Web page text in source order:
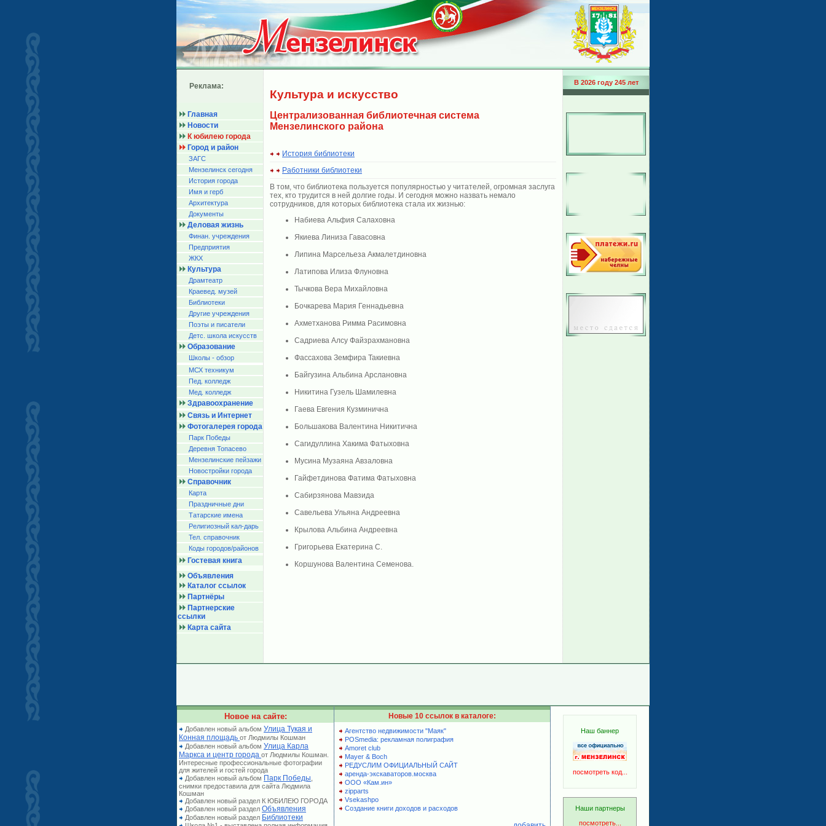
Реклама:
Главная
Новости
К юбилею города
Город и район
ЗАГС
Мензелинск сегодня
История города
Имя и герб
Архитектура
Документы
Деловая жизнь
Финан. учреждения
Предприятия
ЖКХ
Культура
Драмтеатр
Краевед. музей
Библиотеки
Другие учреждения
Поэты и писатели
Детс. школа искусств
Образование
Школы - обзор
МСХ техникум
Пед. колледж
Мед. колледж
Здравоохранение
Связь и Интернет
Фотогалерея города
Парк Победы
Деревня Топасево
Мензелинские пейзажи
Новостройки города
Справочник
Карта
Праздничные дни
Татарские имена
Религиозный кал-дарь
Тел. справочник
Коды городов/райoнов
Гостевая книга
Объявления
Каталог ссылок
Партнёры
Партнерские
ссылки
Карта сайта
Культура и искусство
Централизованная библиотечная система
Мензелинского района
История библиотеки
Работники библиотеки
В том, что библиотека пользуется популярностью у читателей, огромная заслуга
тех, кто трудится в ней долгие годы. И сегодня можно назвать немало
сотрудников, для которых библиотека стала их жизнью:
Набиева Альфия Салаховна
Якиева Линиза Гавасовна
Липина Марсельеза Акмалетдиновна
Латипова Илиза Флуновна
Тычкова Вера Михайловна
Бочкарева Мария Геннадьевна
Ахметханова Римма Расимовна
Садриева Алсу Файзрахмановна
Фассахова Земфира Такиевна
Байгузина Альбина Арслановна
Никитина Гузель Шамилевна
Гаева Евгения Кузминична
Большакова Валентина Никитична
Сагидуллина Хакима Фатыховна
Мусина Музаяна Авзаловна
Гайфетдинова Фатима Фатыховна
Сабирзянова Мавзида
Савельева Ульяна Андреевна
Крылова Альбина Андреевна
Григорьева Екатерина С.
Коршунова Валентина Семенова.
В 2026 году 245 лет
Новое на сайте:
Добавлен новый альбом Улица Тукая и
Конная площадь от Людмилы Кошман
Добавлен новый альбом Улица Карла
Маркса и центр города от Людмилы Кошман.
Интересные профессиональные фотографии
для жителей и гостей города
Добавлен новый альбом Парк Победы
снимки предоставила для сайта Людмила
Кошман
Добавлен новый раздел К ЮБИЛЕЮ ГОРОДА
Добавлен новый раздел Объявления
Добавлен новый раздел Библиотеки
Новые 10 ссылок в каталоге:
Агентство недвижимости "Маяк"
POSmedia: рекламная полиграфия
Amoret club
Mayer & Boch
РЕДУСЛИМ ОФИЦИАЛЬНЫЙ САЙТ
аренда-экскаваторов.москва
ООО «Кам.ин»
zipparts
Vsekashpo
Создание книги доходов и расходов
Наш баннер
посмотреть код...
Наши партнеры
посмотреть...